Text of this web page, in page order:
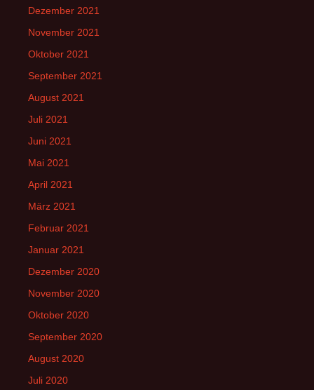
Dezember 2021
November 2021
Oktober 2021
September 2021
August 2021
Juli 2021
Juni 2021
Mai 2021
April 2021
März 2021
Februar 2021
Januar 2021
Dezember 2020
November 2020
Oktober 2020
September 2020
August 2020
Juli 2020